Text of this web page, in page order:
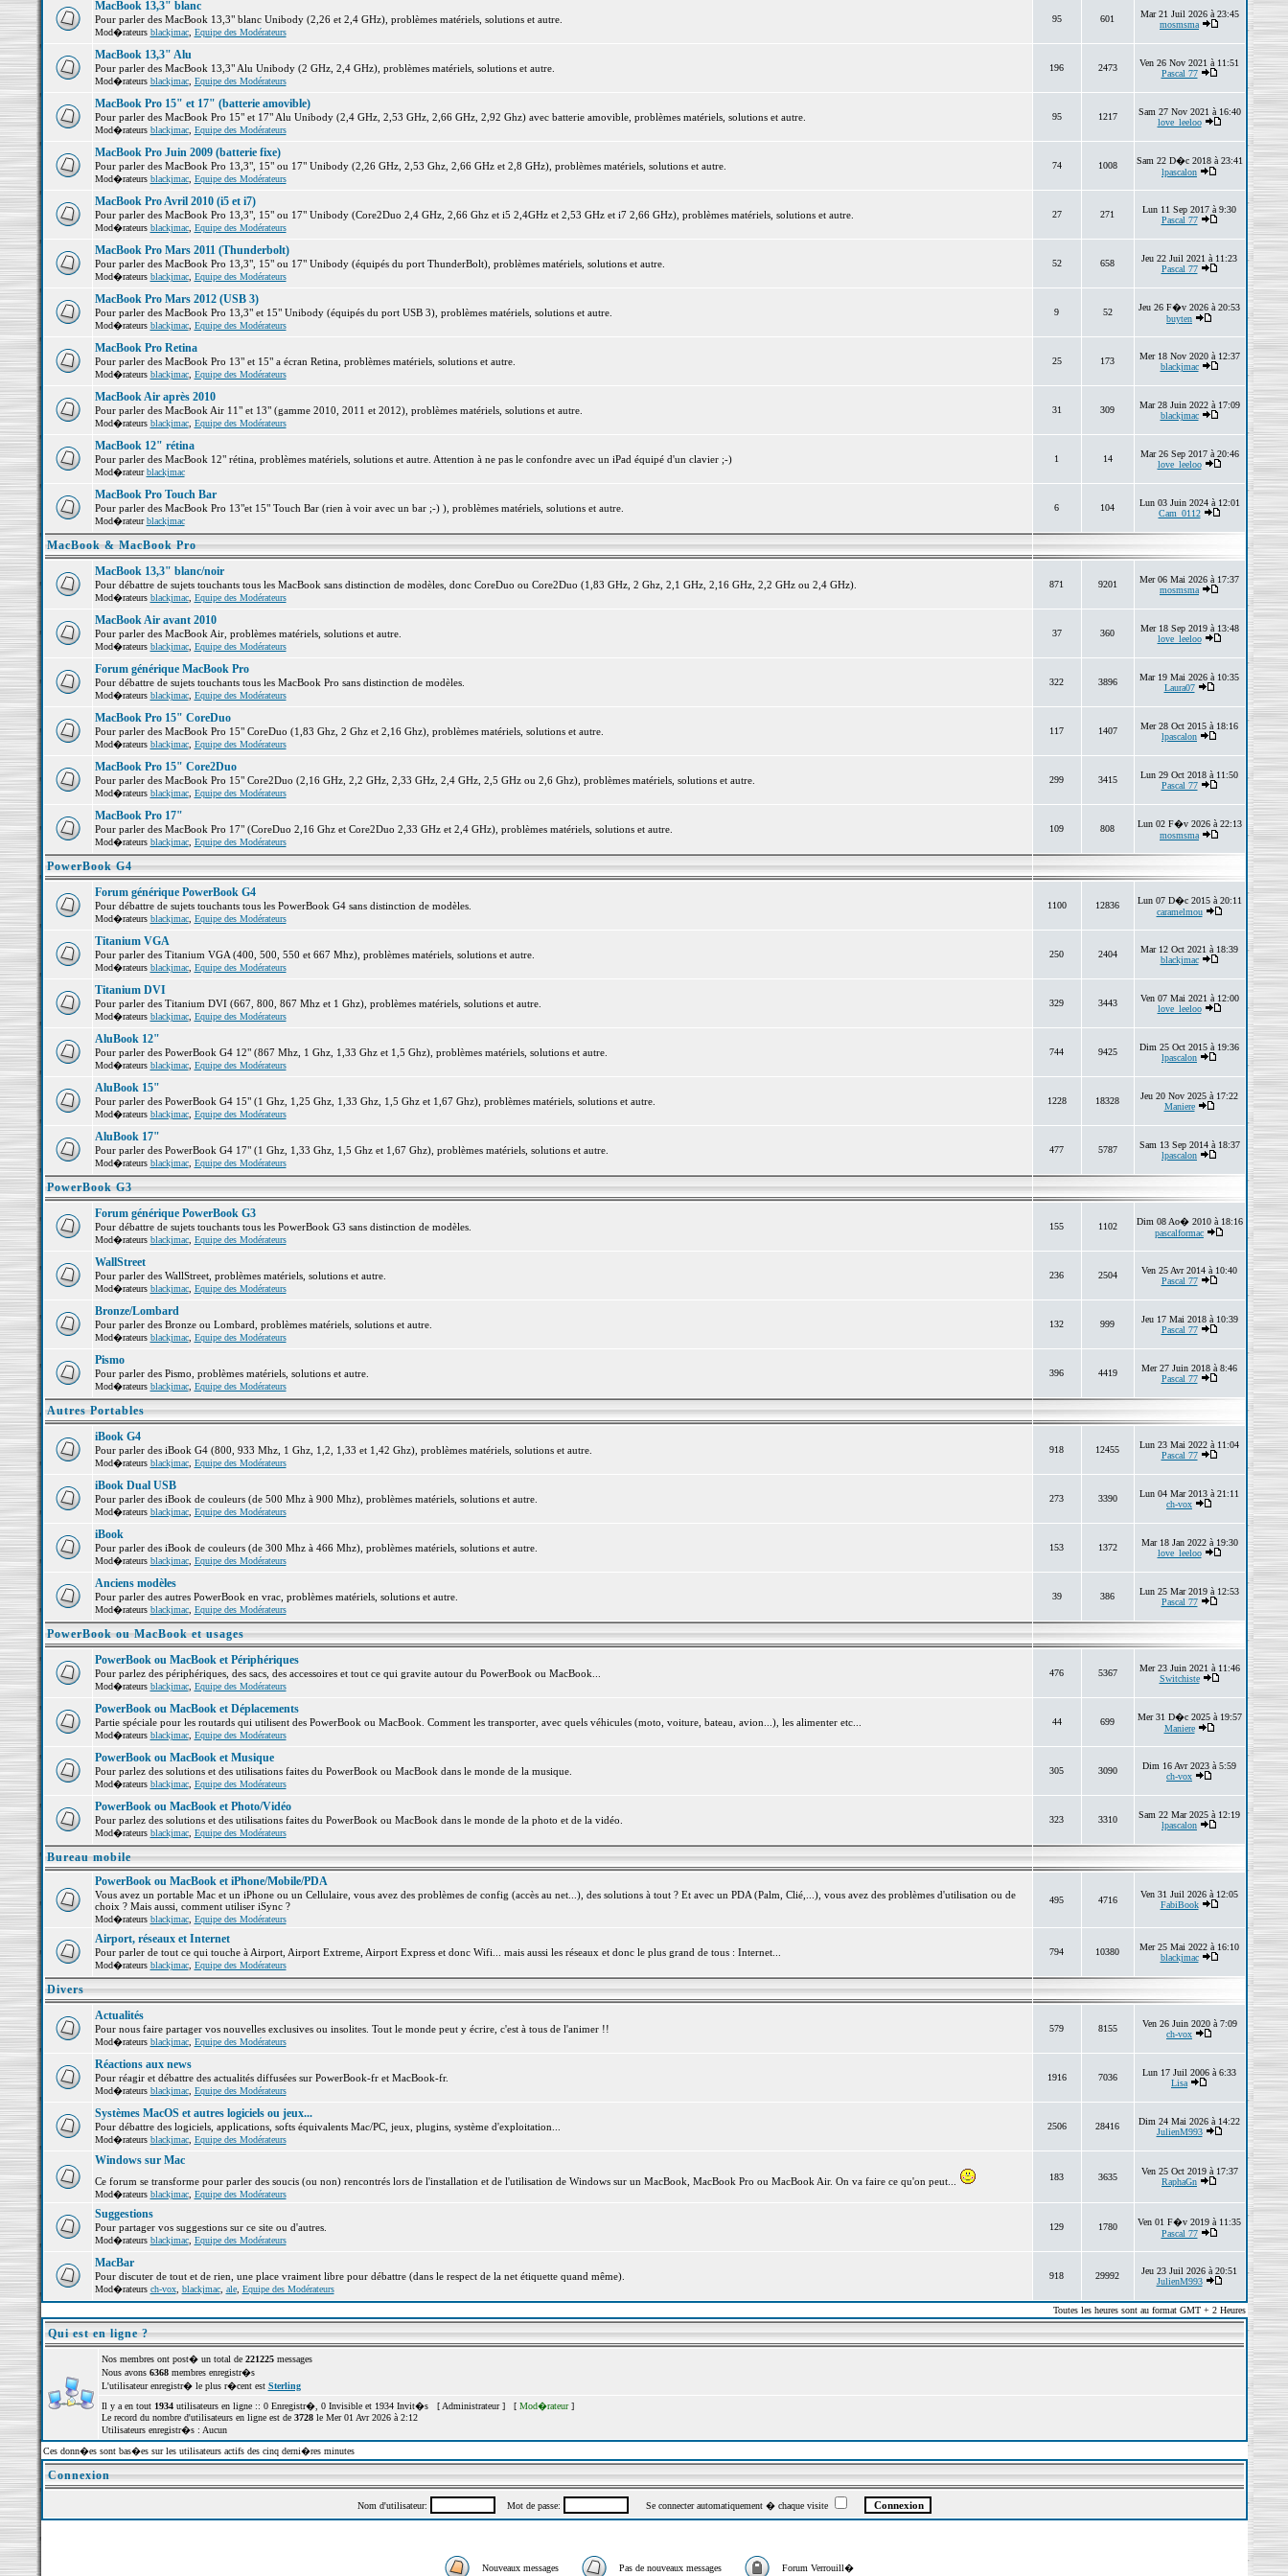
MacBook 13,3" blanc
Pour parler des MacBook 13,3" blanc Unibody (2,26 et 2,4 GHz), problèmes matériels, solutions et autre.
Mod�rateurs blackjmac, Equipe des Modérateurs
95 601
Mar 21 Juil 2026 à 23:45
mosmsma
MacBook 13,3" Alu
Pour parler des MacBook 13,3" Alu Unibody (2 GHz, 2,4 GHz), problèmes matériels, solutions et autre.
Mod�rateurs blackjmac, Equipe des Modérateurs
196 2473
Ven 26 Nov 2021 à 11:51
Pascal 77
MacBook Pro 15" et 17" (batterie amovible)
Pour parler des MacBook Pro 15" et 17" Alu Unibody (2,4 GHz, 2,53 GHz, 2,66 GHz, 2,92 Ghz) avec batterie amovible, problèmes matériels, solutions et autre.
Mod�rateurs blackjmac, Equipe des Modérateurs
95 1217
Sam 27 Nov 2021 à 16:40
love_leeloo
MacBook Pro Juin 2009 (batterie fixe)
Pour parler des MacBook Pro 13,3", 15" ou 17" Unibody (2,26 GHz, 2,53 Ghz, 2,66 GHz et 2,8 GHz), problèmes matériels, solutions et autre.
Mod�rateurs blackjmac, Equipe des Modérateurs
74 1008
Sam 22 D�c 2018 à 23:41
lpascalon
MacBook Pro Avril 2010 (i5 et i7)
Pour parler des MacBook Pro 13,3", 15" ou 17" Unibody (Core2Duo 2,4 GHz, 2,66 Ghz et i5 2,4GHz et 2,53 GHz et i7 2,66 GHz), problèmes matériels, solutions et autre.
Mod�rateurs blackjmac, Equipe des Modérateurs
27 271
Lun 11 Sep 2017 à 9:30
Pascal 77
MacBook Pro Mars 2011 (Thunderbolt)
Pour parler des MacBook Pro 13,3", 15" ou 17" Unibody (équipés du port ThunderBolt), problèmes matériels, solutions et autre.
Mod�rateurs blackjmac, Equipe des Modérateurs
52 658
Jeu 22 Juil 2021 à 11:23
Pascal 77
MacBook Pro Mars 2012 (USB 3)
Pour parler des MacBook Pro 13,3" et 15" Unibody (équipés du port USB 3), problèmes matériels, solutions et autre.
Mod�rateurs blackjmac, Equipe des Modérateurs
9 52
Jeu 26 F�v 2026 à 20:53
buyten
MacBook Pro Retina
Pour parler des MacBook Pro 13" et 15" a écran Retina, problèmes matériels, solutions et autre.
Mod�rateurs blackjmac, Equipe des Modérateurs
25 173
Mer 18 Nov 2020 à 12:37
blackjmac
MacBook Air après 2010
Pour parler des MacBook Air 11" et 13" (gamme 2010, 2011 et 2012), problèmes matériels, solutions et autre.
Mod�rateurs blackjmac, Equipe des Modérateurs
31 309
Mar 28 Juin 2022 à 17:09
blackjmac
MacBook 12" rétina
Pour parler des MacBook 12" rétina, problèmes matériels, solutions et autre. Attention à ne pas le confondre avec un iPad équipé d'un clavier ;-)
Mod�rateurblackjmac
1 14
Mar 26 Sep 2017 à 20:46
love_leeloo
MacBook Pro Touch Bar
Pour parler des MacBook Pro 13"et 15" Touch Bar (rien à voir avec un bar ;-) ), problèmes matériels, solutions et autre.
Mod�rateurblackjmac
6 104
Lun 03 Juin 2024 à 12:01
Cam_0112
MacBook & MacBook Pro
MacBook 13,3" blanc/noir
Pour débattre de sujets touchants tous les MacBook sans distinction de modèles, donc CoreDuo ou Core2Duo (1,83 GHz, 2 Ghz, 2,1 GHz, 2,16 GHz, 2,2 GHz ou 2,4 GHz).
Mod�rateurs blackjmac, Equipe des Modérateurs
871 9201
Mer 06 Mai 2026 à 17:37
mosmsma
MacBook Air avant 2010
Pour parler des MacBook Air, problèmes matériels, solutions et autre.
Mod�rateurs blackjmac, Equipe des Modérateurs
37 360
Mer 18 Sep 2019 à 13:48
love_leeloo
Forum générique MacBook Pro
Pour débattre de sujets touchants tous les MacBook Pro sans distinction de modèles.
Mod�rateurs blackjmac, Equipe des Modérateurs
322 3896
Mar 19 Mai 2026 à 10:35
Laura07
MacBook Pro 15" CoreDuo
Pour parler des MacBook Pro 15" CoreDuo (1,83 Ghz, 2 Ghz et 2,16 Ghz), problèmes matériels, solutions et autre.
Mod�rateurs blackjmac, Equipe des Modérateurs
117 1407
Mer 28 Oct 2015 à 18:16
lpascalon
MacBook Pro 15" Core2Duo
Pour parler des MacBook Pro 15" Core2Duo (2,16 GHz, 2,2 GHz, 2,33 GHz, 2,4 GHz, 2,5 GHz ou 2,6 Ghz), problèmes matériels, solutions et autre.
Mod�rateurs blackjmac, Equipe des Modérateurs
299 3415
Lun 29 Oct 2018 à 11:50
Pascal 77
MacBook Pro 17"
Pour parler des MacBook Pro 17" (CoreDuo 2,16 Ghz et Core2Duo 2,33 GHz et 2,4 GHz), problèmes matériels, solutions et autre.
Mod�rateurs blackjmac, Equipe des Modérateurs
109 808
Lun 02 F�v 2026 à 22:13
mosmsma
PowerBook G4
Forum générique PowerBook G4
Pour débattre de sujets touchants tous les PowerBook G4 sans distinction de modèles.
Mod�rateurs blackjmac, Equipe des Modérateurs
1100 12836
Lun 07 D�c 2015 à 20:11
caramelmou
Titanium VGA
Pour parler des Titanium VGA (400, 500, 550 et 667 Mhz), problèmes matériels, solutions et autre.
Mod�rateurs blackjmac, Equipe des Modérateurs
250 2404
Mar 12 Oct 2021 à 18:39
blackjmac
Titanium DVI
Pour parler des Titanium DVI (667, 800, 867 Mhz et 1 Ghz), problèmes matériels, solutions et autre.
Mod�rateurs blackjmac, Equipe des Modérateurs
329 3443
Ven 07 Mai 2021 à 12:00
love_leeloo
AluBook 12"
Pour parler des PowerBook G4 12" (867 Mhz, 1 Ghz, 1,33 Ghz et 1,5 Ghz), problèmes matériels, solutions et autre.
Mod�rateurs blackjmac, Equipe des Modérateurs
744 9425
Dim 25 Oct 2015 à 19:36
lpascalon
AluBook 15"
Pour parler des PowerBook G4 15" (1 Ghz, 1,25 Ghz, 1,33 Ghz, 1,5 Ghz et 1,67 Ghz), problèmes matériels, solutions et autre.
Mod�rateurs blackjmac, Equipe des Modérateurs
1228 18328
Jeu 20 Nov 2025 à 17:22
Maniere
AluBook 17"
Pour parler des PowerBook G4 17" (1 Ghz, 1,33 Ghz, 1,5 Ghz et 1,67 Ghz), problèmes matériels, solutions et autre.
Mod�rateurs blackjmac, Equipe des Modérateurs
477 5787
Sam 13 Sep 2014 à 18:37
lpascalon
PowerBook G3
Forum générique PowerBook G3
Pour débattre de sujets touchants tous les PowerBook G3 sans distinction de modèles.
Mod�rateurs blackjmac, Equipe des Modérateurs
155 1102
Dim 08 Ao� 2010 à 18:16
pascalformac
WallStreet
Pour parler des WallStreet, problèmes matériels, solutions et autre.
Mod�rateurs blackjmac, Equipe des Modérateurs
236 2504
Ven 25 Avr 2014 à 10:40
Pascal 77
Bronze/Lombard
Pour parler des Bronze ou Lombard, problèmes matériels, solutions et autre.
Mod�rateurs blackjmac, Equipe des Modérateurs
132 999
Jeu 17 Mai 2018 à 10:39
Pascal 77
Pismo
Pour parler des Pismo, problèmes matériels, solutions et autre.
Mod�rateurs blackjmac, Equipe des Modérateurs
396 4419
Mer 27 Juin 2018 à 8:46
Pascal 77
Autres Portables
iBook G4
Pour parler des iBook G4 (800, 933 Mhz, 1 Ghz, 1,2, 1,33 et 1,42 Ghz), problèmes matériels, solutions et autre.
Mod�rateurs blackjmac, Equipe des Modérateurs
918 12455
Lun 23 Mai 2022 à 11:04
Pascal 77
iBook Dual USB
Pour parler des iBook de couleurs (de 500 Mhz à 900 Mhz), problèmes matériels, solutions et autre.
Mod�rateurs blackjmac, Equipe des Modérateurs
273 3390
Lun 04 Mar 2013 à 21:11
ch-vox
iBook
Pour parler des iBook de couleurs (de 300 Mhz à 466 Mhz), problèmes matériels, solutions et autre.
Mod�rateurs blackjmac, Equipe des Modérateurs
153 1372
Mar 18 Jan 2022 à 19:30
love_leeloo
Anciens modèles
Pour parler des autres PowerBook en vrac, problèmes matériels, solutions et autre.
Mod�rateurs blackjmac, Equipe des Modérateurs
39 386
Lun 25 Mar 2019 à 12:53
Pascal 77
PowerBook ou MacBook et usages
PowerBook ou MacBook et Périphériques
Pour parlez des périphériques, des sacs, des accessoires et tout ce qui gravite autour du PowerBook ou MacBook...
Mod�rateurs blackjmac, Equipe des Modérateurs
476 5367
Mer 23 Juin 2021 à 11:46
Switchiste
PowerBook ou MacBook et Déplacements
Partie spéciale pour les routards qui utilisent des PowerBook ou MacBook. Comment les transporter, avec quels véhicules (moto, voiture, bateau, avion...), les alimenter etc...
Mod�rateurs blackjmac, Equipe des Modérateurs
44 699
Mer 31 D�c 2025 à 19:57
Maniere
PowerBook ou MacBook et Musique
Pour parlez des solutions et des utilisations faites du PowerBook ou MacBook dans le monde de la musique.
Mod�rateurs blackjmac, Equipe des Modérateurs
305 3090
Dim 16 Avr 2023 à 5:59
ch-vox
PowerBook ou MacBook et Photo/Vidéo
Pour parlez des solutions et des utilisations faites du PowerBook ou MacBook dans le monde de la photo et de la vidéo.
Mod�rateurs blackjmac, Equipe des Modérateurs
323 3310
Sam 22 Mar 2025 à 12:19
lpascalon
Bureau mobile
PowerBook ou MacBook et iPhone/Mobile/PDA
Vous avez un portable Mac et un iPhone ou un Cellulaire, vous avez des problèmes de config (accès au net...), des solutions à tout ? Et avec un PDA (Palm, Clié,...), vous avez des problèmes d'utilisation ou de
choix ? Mais aussi, comment utiliser iSync ?
Mod�rateurs blackjmac, Equipe des Modérateurs
495 4716
Ven 31 Juil 2026 à 12:05
FabiBook
Airport, réseaux et Internet
Pour parler de tout ce qui touche à Airport, Airport Extreme, Airport Express et donc Wifi... mais aussi les réseaux et donc le plus grand de tous : Internet...
Mod�rateurs blackjmac, Equipe des Modérateurs
794 10380
Mer 25 Mai 2022 à 16:10
blackjmac
Divers
Actualités
Pour nous faire partager vos nouvelles exclusives ou insolites. Tout le monde peut y écrire, c'est à tous de l'animer !!
Mod�rateurs blackjmac, Equipe des Modérateurs
579 8155
Ven 26 Juin 2020 à 7:09
ch-vox
Réactions aux news
Pour réagir et débattre des actualités diffusées sur PowerBook-fr et MacBook-fr.
Mod�rateurs blackjmac, Equipe des Modérateurs
1916 7036
Lun 17 Juil 2006 à 6:33
Lisa
Systèmes MacOS et autres logiciels ou jeux...
Pour débattre des logiciels, applications, softs équivalents Mac/PC, jeux, plugins, système d'exploitation...
Mod�rateurs blackjmac, Equipe des Modérateurs
2506 28416
Dim 24 Mai 2026 à 14:22
JulienM993
Windows sur Mac
Ce forum se transforme pour parler des soucis (ou non) rencontrés lors de l'installation et de l'utilisation de Windows sur un MacBook, MacBook Pro ou MacBook Air. On va faire ce qu'on peut...
Mod�rateurs blackjmac, Equipe des Modérateurs
183 3635
Ven 25 Oct 2019 à 17:37
RaphaGn
Suggestions
Pour partager vos suggestions sur ce site ou d'autres.
Mod�rateurs blackjmac, Equipe des Modérateurs
129 1780
Ven 01 F�v 2019 à 11:35
Pascal 77
MacBar
Pour discuter de tout et de rien, une place vraiment libre pour débattre (dans le respect de la net étiquette quand même).
Mod�rateurs ch-vox, blackjmac, ale, Equipe des Modérateurs
918 29992
Jeu 23 Juil 2026 à 20:51
JulienM993
Toutes les heures sont au format GMT + 2 Heures
Qui est en ligne ?
Nos membres ont post� un total de 221225messages
Nous avons 6368membres enregistr�s
L'utilisateur enregistr� le plus r�cent est Sterling
Il y a en tout 1934utilisateurs en ligne :: 0 Enregistr�, 0 Invisible et 1934 Invit�s [ Administrateur] [ Mod�rateur]
Le record du nombre d'utilisateurs en ligne est de 3728le Mer 01 Avr 2026 à 2:12
Utilisateurs enregistr�s : Aucun
Ces donn�es sont bas�es sur les utilisateurs actifs des cinq derni�res minutes
Connexion
Nom d'utilisateur: Mot de passe: Se connecter automatiquement � chaque visite
Nouveaux messages Pas de nouveaux messages Forum Verrouill�